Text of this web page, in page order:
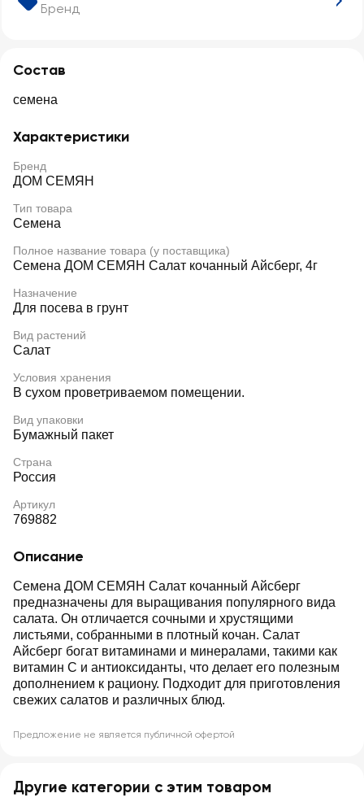
Бренд
Состав
семена
Характеристики
Бренд
ДОМ СЕМЯН
Тип товара
Семена
Полное название товара (у поставщика)
Семена ДОМ СЕМЯН Салат кочанный Айсберг, 4г
Назначение
Для посева в грунт
Вид растений
Салат
Условия хранения
В сухом проветриваемом помещении.
Вид упаковки
Бумажный пакет
Страна
Россия
Артикул
769882
Описание
Семена ДОМ СЕМЯН Салат кочанный Айсберг
предназначены для выращивания популярного вида
салата. Он отличается сочными и хрустящими
листьями, собранными в плотный кочан. Салат
Айсберг богат витаминами и минералами, такими как
витамин С и антиоксиданты, что делает его полезным
дополнением к рациону. Подходит для приготовления
свежих салатов и различных блюд.
Предложение не является публичной офертой
Другие категории с этим товаром